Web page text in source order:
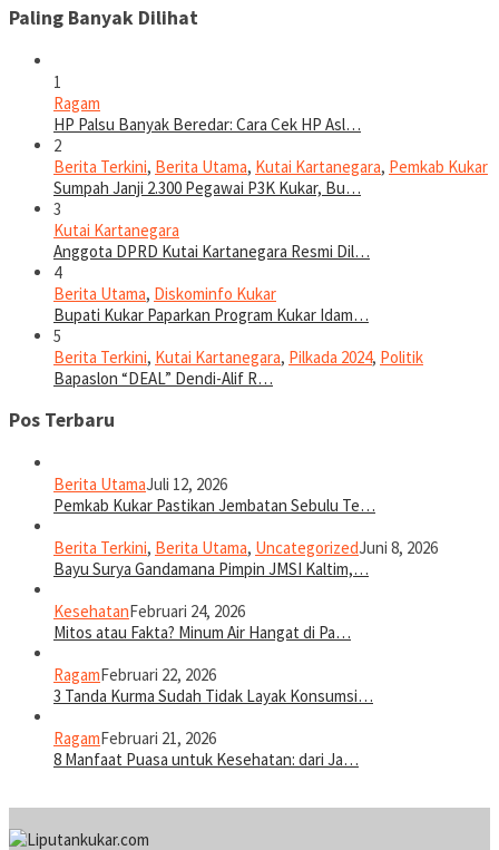
Paling Banyak Dilihat
1
Ragam
HP Palsu Banyak Beredar: Cara Cek HP Asl…
2
Berita Terkini, Berita Utama, Kutai Kartanegara, Pemkab Kukar
Sumpah Janji 2.300 Pegawai P3K Kukar, Bu…
3
Kutai Kartanegara
Anggota DPRD Kutai Kartanegara Resmi Dil…
4
Berita Utama, Diskominfo Kukar
Bupati Kukar Paparkan Program Kukar Idam…
5
Berita Terkini, Kutai Kartanegara, Pilkada 2024, Politik
Bapaslon “DEAL” Dendi-Alif R…
Pos Terbaru
Berita UtamaJuli 12, 2026
Pemkab Kukar Pastikan Jembatan Sebulu Te…
Berita Terkini, Berita Utama, UncategorizedJuni 8, 2026
Bayu Surya Gandamana Pimpin JMSI Kaltim,…
KesehatanFebruari 24, 2026
Mitos atau Fakta? Minum Air Hangat di Pa…
RagamFebruari 22, 2026
3 Tanda Kurma Sudah Tidak Layak Konsumsi…
RagamFebruari 21, 2026
8 Manfaat Puasa untuk Kesehatan: dari Ja…